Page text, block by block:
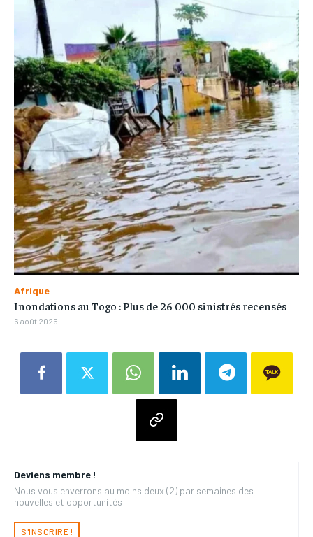
Deviens membre !
Nous vous enverrons au moins deux (2) par semaines des
nouvelles et opportunités
S'INSCRIRE !
Afrique
Inondations au Togo : Plus de 26 000 sinistrés recensés
6 août 2026